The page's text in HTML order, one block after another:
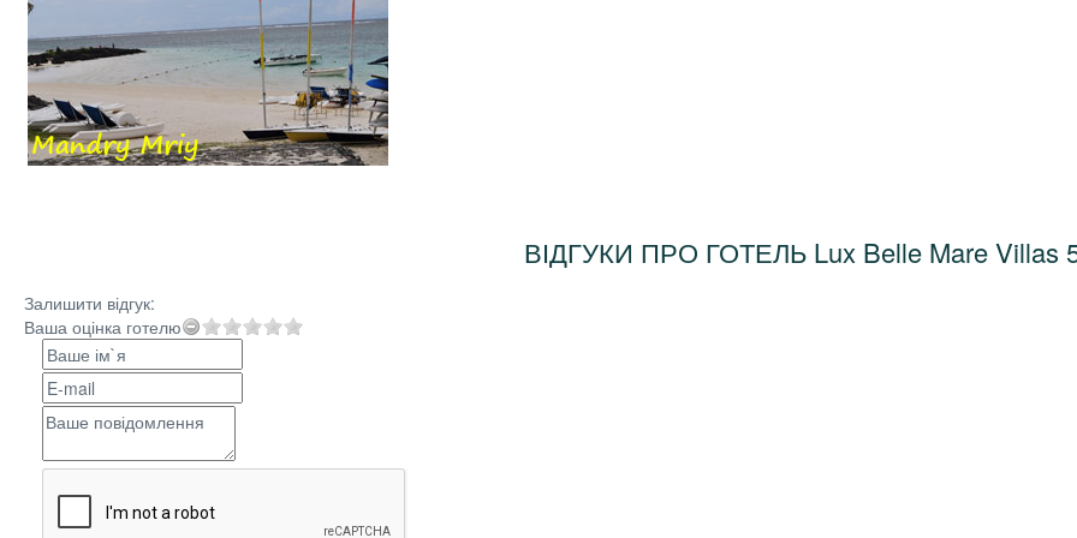
ВІДГУКИ ПРО ГОТЕЛЬ Lux Belle Mare Villas
Залишити відгук:
Ваша оцінка готелю